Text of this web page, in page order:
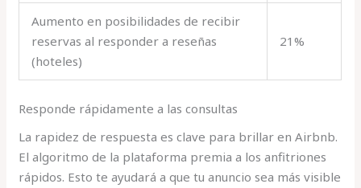
Aumento en posibilidades de recibir
reservas al responder a reseñas
(hoteles)
21%
Responde rápidamente a las consultas
La rapidez de respuesta es clave para brillar en Airbnb.
El algoritmo de la plataforma premia a los anfitriones
rápidos. Esto te ayudará a que tu anuncio sea más visible